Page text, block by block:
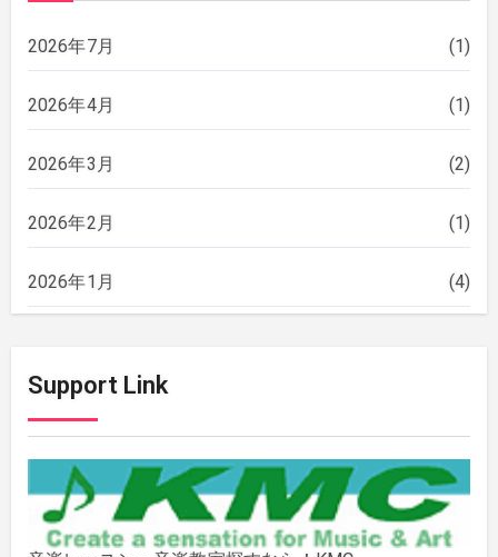
2026年7月 (1)
2026年4月 (1)
2026年3月 (2)
2026年2月 (1)
2026年1月 (4)
2025年11月
2025年10月 (2)
2025年9月 (3)
Support Link